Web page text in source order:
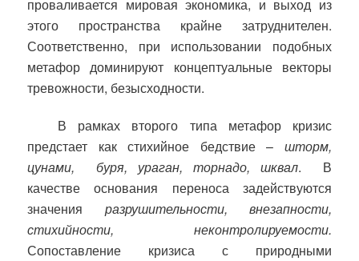
проваливается мировая экономика, и выход из
этого пространства крайне затруднителен.
Соответственно, при использовании подобных
метафор доминируют концептуальные векторы
тревожности, безысходности.
В рамках второго типа метафор кризис
предстает как стихийное бедствие – шторм,
цунами,
буря, ураган, торнадо, шквал.
В
качестве основания переноса задействуются
значения разрушительности, внезапности,
стихийности, неконтролируемости.
Сопоставление кризиса с природными